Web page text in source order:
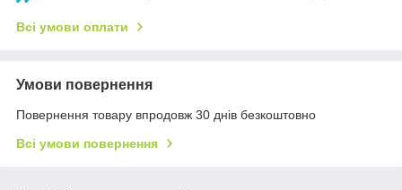
Всі умови оплати
Умови повернення
Повернення товару впродовж 30 днів безкоштовно
Всі умови повернення